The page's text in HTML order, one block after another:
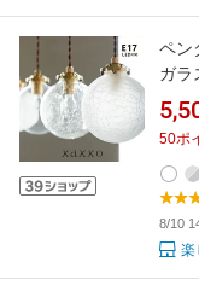
ペン
ガラ
れ
り下
段
人暮
50ポ
8/10
楽